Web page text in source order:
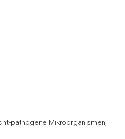
pathogene Mikroorganismen,